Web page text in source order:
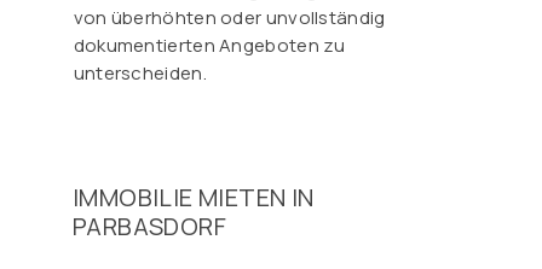
von überhöhten oder unvollständig
dokumentierten Angeboten zu
unterscheiden.
IMMOBILIE MIETEN IN
PARBASDORF